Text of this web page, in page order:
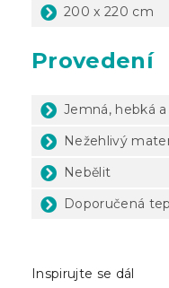
200 x 220 cm
Provedení
Jemná, hebká
Nežehlivý
Nebělit
Doporučená
Inspirujte se dál